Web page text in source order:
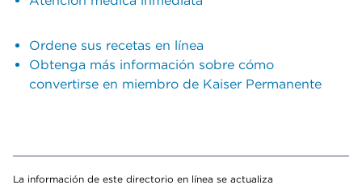
Ordene sus recetas en línea
Obtenga más información sobre cómo
convertirse en miembro de Kaiser Permanente
La información de este directorio en línea se actualiza